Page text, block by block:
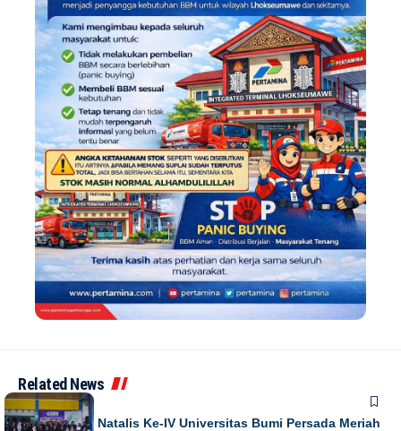
Related News
NEWS
Puncak Dies Natalis Ke-IV Universitas Bumi Persada Meriah